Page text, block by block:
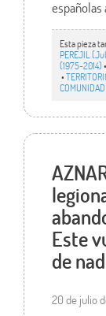
españolas
Esta pieza
PEREJIL
(1975-2014)•
•
Este
de
20 de julio